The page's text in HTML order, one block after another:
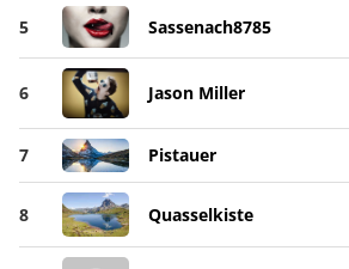
5 Sassenach8785
6 Jason Miller
7 Pistauer
8 Quasselkiste